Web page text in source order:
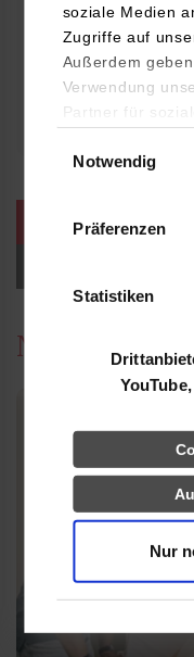
soziale Medien
Zugriffe auf
Außerdem
Verwendung
Partner für
YouTube,
Daten
haben oder die
Notwendig
Präferenzen
Statistiken
Nur
Im Mittelpunkt
Batterietechnologien
nachhaltige Mobilität
weitere
News